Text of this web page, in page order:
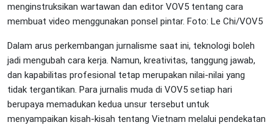
menginstruksikan wartawan dan editor VOV5 tentang cara
membuat video menggunakan ponsel pintar. Foto: Le Chi/VOV5
Dalam arus perkembangan jurnalisme saat ini, teknologi boleh
jadi mengubah cara kerja. Namun, kreativitas, tanggung jawab,
dan kapabilitas profesional tetap merupakan nilai-nilai yang
tidak tergantikan. Para jurnalis muda di VOV5 setiap hari
berupaya memadukan kedua unsur tersebut untuk
menyampaikan kisah-kisah tentang Vietnam melalui pendekatan